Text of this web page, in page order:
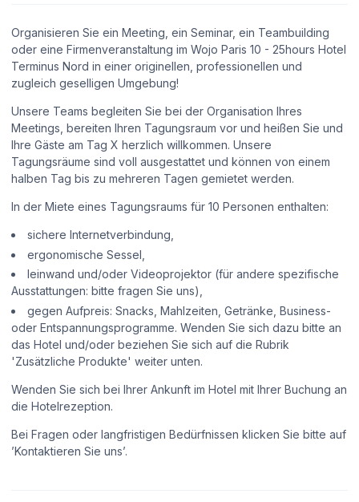
Organisieren Sie ein Meeting, ein Seminar, ein Teambuilding
oder eine Firmenveranstaltung im Wojo Paris 10 - 25hours Hotel
Terminus Nord in einer originellen, professionellen und
zugleich geselligen Umgebung!
Unsere Teams begleiten Sie bei der Organisation Ihres
Meetings, bereiten Ihren Tagungsraum vor und heißen Sie und
Ihre Gäste am Tag X herzlich willkommen. Unsere
Tagungsräume sind voll ausgestattet und können von einem
halben Tag bis zu mehreren Tagen gemietet werden.
In der Miete eines Tagungsraums für 10 Personen enthalten:
sichere Internetverbindung,
ergonomische Sessel,
leinwand und/oder Videoprojektor (für andere spezifische
Ausstattungen: bitte fragen Sie uns),
gegen Aufpreis: Snacks, Mahlzeiten, Getränke, Business-
oder Entspannungsprogramme. Wenden Sie sich dazu bitte an
das Hotel und/oder beziehen Sie sich auf die Rubrik
'Zusätzliche Produkte' weiter unten.
Wenden Sie sich bei Ihrer Ankunft im Hotel mit Ihrer Buchung an
die Hotelrezeption.
Bei Fragen oder langfristigen Bedürfnissen klicken Sie bitte auf
’Kontaktieren Sie uns’.